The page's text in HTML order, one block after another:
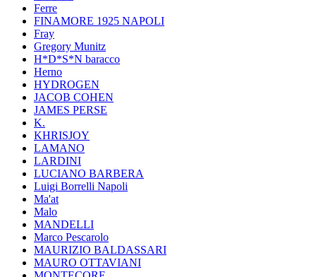
Ferre
FINAMORE 1925 NAPOLI
Fray
Gregory Munitz
H*D*S*N baracco
Herno
HYDROGEN
JACOB COHEN
JAMES PERSE
K.
KHRISJOY
LAMANO
LARDINI
LUCIANO BARBERA
Luigi Borrelli Napoli
Ma'at
Malo
MANDELLI
Marco Pescarolo
MAURIZIO BALDASSARI
MAURO OTTAVIANI